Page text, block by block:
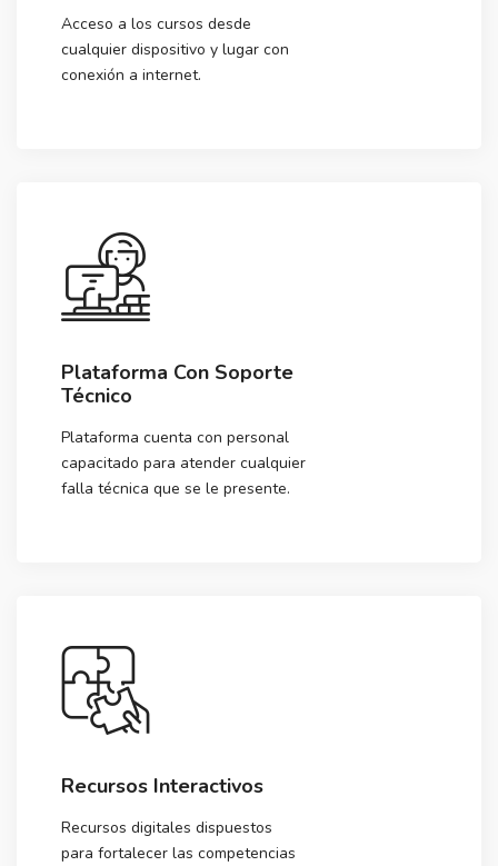
Acceso a los cursos desde
cualquier dispositivo y lugar con
conexión a internet.
Plataforma Con Soporte
Técnico
Plataforma cuenta con personal
capacitado para atender cualquier
falla técnica que se le presente.
Recursos Interactivos
Recursos digitales dispuestos
para fortalecer las competencias